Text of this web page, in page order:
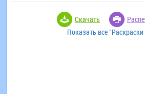
Скачать
Показать все